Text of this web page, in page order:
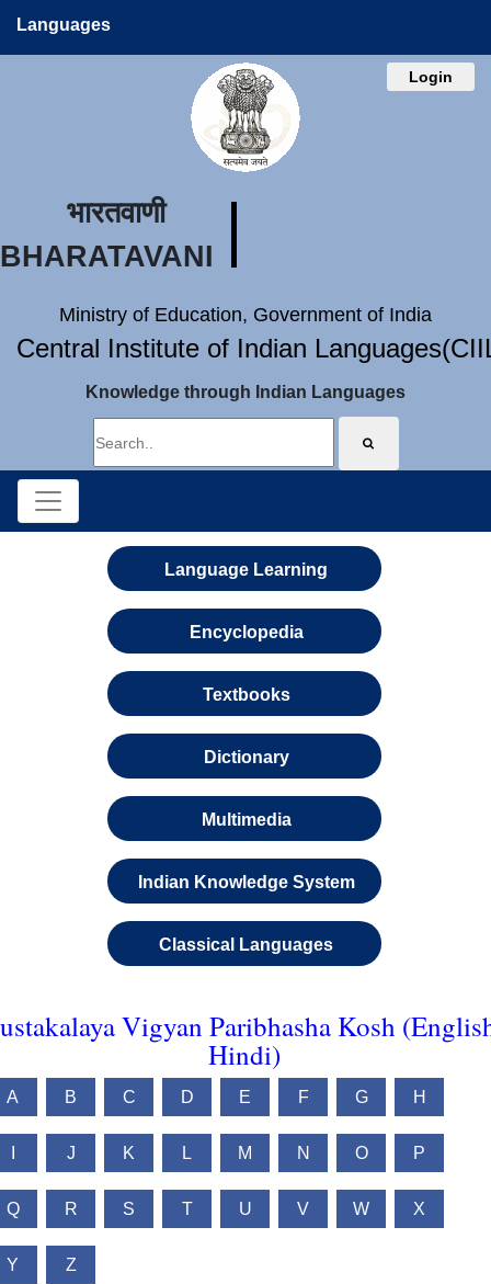
Languages
Login
भारतवाणी
BHARATAVANI
Ministry of Education, Government of India
Central Institute of Indian
Knowledge through Indian Languages
Language Learning
Encyclopedia
Textbooks
Dictionary
Multimedia
Indian Knowledge System
Classical Languages
Vigyan Paribhasha Kosh
Hindi)
A B C D E F G H
J K L M N O P
Q R S T U V W X
Y Z